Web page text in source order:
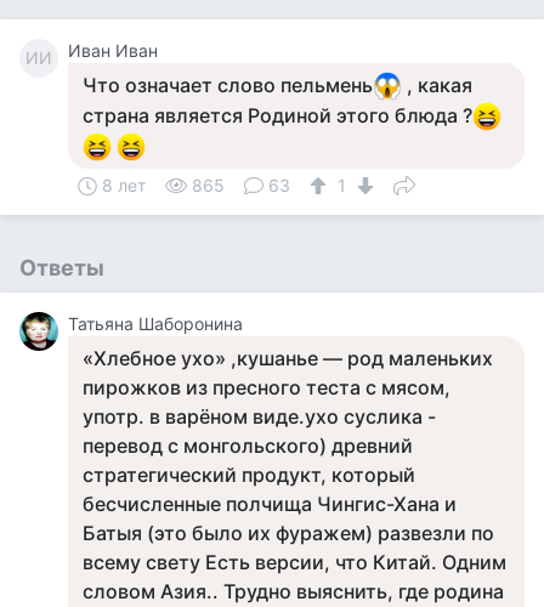
ИИ Иван Иван
Что означает слово пельмень
, какая
страна является Родиной этого блюда ?
8 лет 865 63 1
Ответы
Татьяна Шаборонина
«Хлебное ухо» ,кушанье — род маленьких
пирожков из пресного теста с мясом,
употр. в варёном виде.ухо суслика -
перевод с монгольского) древний
стратегический продукт, который
бесчисленные полчища Чингис-Хана и
Батыя (это было их фуражем) развезли по
всему свету Есть версии, что Китай. Одним
словом Азия.. Трудно выяснить, где родина